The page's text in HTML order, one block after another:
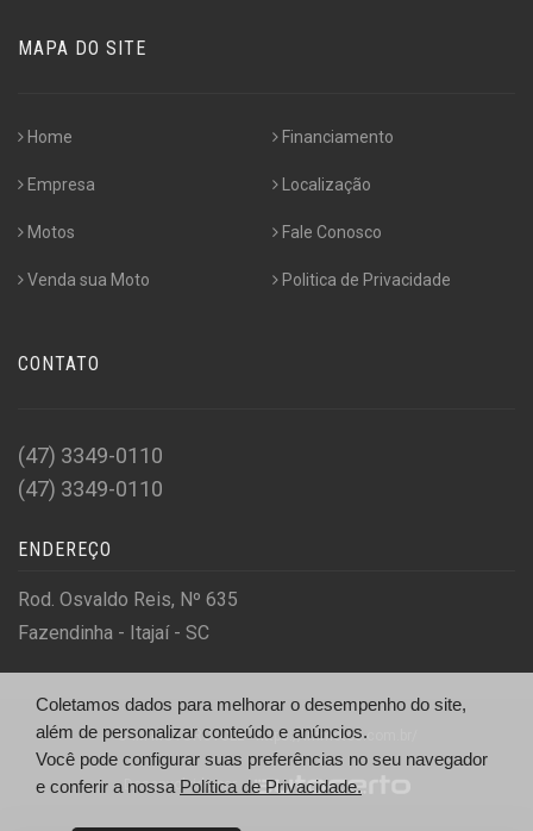
MAPA DO SITE
Home
Empresa
Motos
Venda sua Moto
Financiamento
Localização
Fale Conosco
Politica de Privacidade
CONTATO
(47) 3349-0110
(47) 3349-0110
ENDEREÇO
Rod. Osvaldo Reis, Nº 635
Fazendinha - Itajaí - SC
© IM MOTORCYCLE - https://immotos.com.br/
Desenvolvido por
Coletamos dados para melhorar o desempenho do site,
além de personalizar conteúdo e anúncios.
Você pode configurar suas preferências no seu navegador
e conferir a nossa Política de Privacidade.